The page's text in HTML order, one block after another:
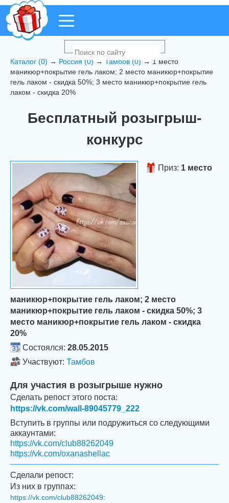
Каталог (0) → Россия (0) → Тамбов (0) → 1 место
маникюр+покрытие гель лаком; 2 место маникюр+покрытие
гель лаком - скидка 50%; 3 место маникюр+покрытие гель
лаком - скидка 20%
Бесплатный розыгрыш-
конкурс
Приз: 1 место
маникюр+покрытие гель лаком; 2 место
маникюр+покрытие гель лаком - скидка 50%; 3
место маникюр+покрытие гель лаком - скидка
20%
Состоялся: 28.05.2015
Участвуют: Тамбов
Для участия в розыгрыше нужно
Сделать репост этого поста:
https://vk.com/wall-89045779_222
Вступить в группы или подружиться со следующими
аккаунтами:
https://vk.com/club88262049
https://vk.com/oxanashellac
Сделали репост:
Из них в группах:
https://vk.com/club88262049: